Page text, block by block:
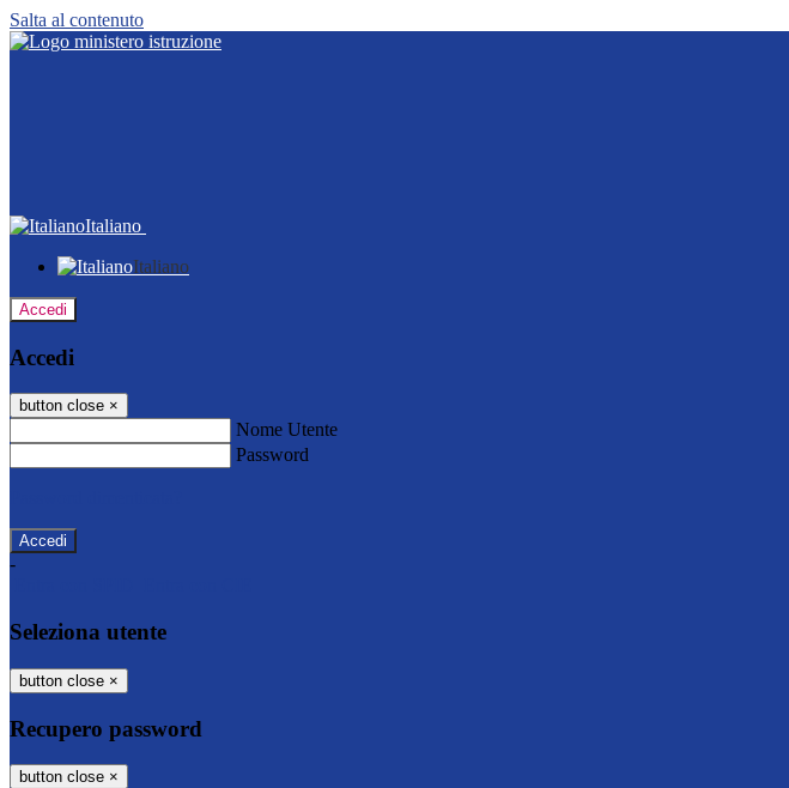
Salta al contenuto
Italiano
Italiano
Accedi
Accedi
button close ×
Nome Utente
Password
-
Seleziona utente
button close ×
Recupero password
button close ×